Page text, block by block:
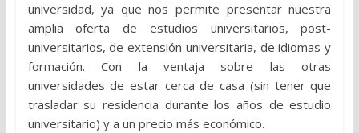
universidad, ya que nos permite presentar nuestra
amplia oferta de estudios universitarios, post-
universitarios, de extensión universitaria, de idiomas y
formación. Con la ventaja sobre las otras
universidades de estar cerca de casa (sin tener que
trasladar su residencia durante los años de estudio
universitario) y a un precio más económico.